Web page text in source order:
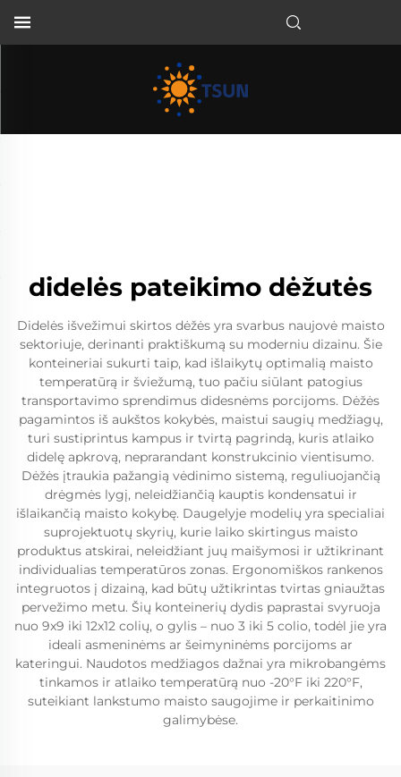
didelės pateikimo dėžutės
Didelės išvežimui skirtos dėžės yra svarbus naujovė maisto
sektoriuje, derinanti praktiškumą su moderniu dizainu. Šie
konteineriai sukurti taip, kad išlaikytų optimalią maisto
temperatūrą ir šviežumą, tuo pačiu siūlant patogius
transportavimo sprendimus didesnėms porcijoms. Dėžės
pagamintos iš aukštos kokybės, maistui saugių medžiagų,
turi sustiprintus kampus ir tvirtą pagrindą, kuris atlaiko
didelę apkrovą, neprarandant konstrukcinio vientisumo.
Dėžės įtraukia pažangią vėdinimo sistemą, reguliuojančią
drėgmės lygį, neleidžiančią kauptis kondensatui ir
išlaikančią maisto kokybę. Daugelyje modelių yra specialiai
suprojektuotų skyrių, kurie laiko skirtingus maisto
produktus atskirai, neleidžiant juų maišymosi ir užtikrinant
individualias temperatūros zonas. Ergonomiškos rankenos
integruotos į dizainą, kad būtų užtikrintas tvirtas gniaužtas
pervežimo metu. Šių konteinerių dydis paprastai svyruoja
nuo 9x9 iki 12x12 colių, o gylis – nuo 3 iki 5 colio, todėl jie yra
ideali asmeninėms ar šeimyninėms porcijoms ar
kateringui. Naudotos medžiagos dažnai yra mikrobangėms
tinkamos ir atlaiko temperatūrą nuo -20°F iki 220°F,
suteikiant lankstumo maisto saugojime ir perkaitinimo
galimybėse.